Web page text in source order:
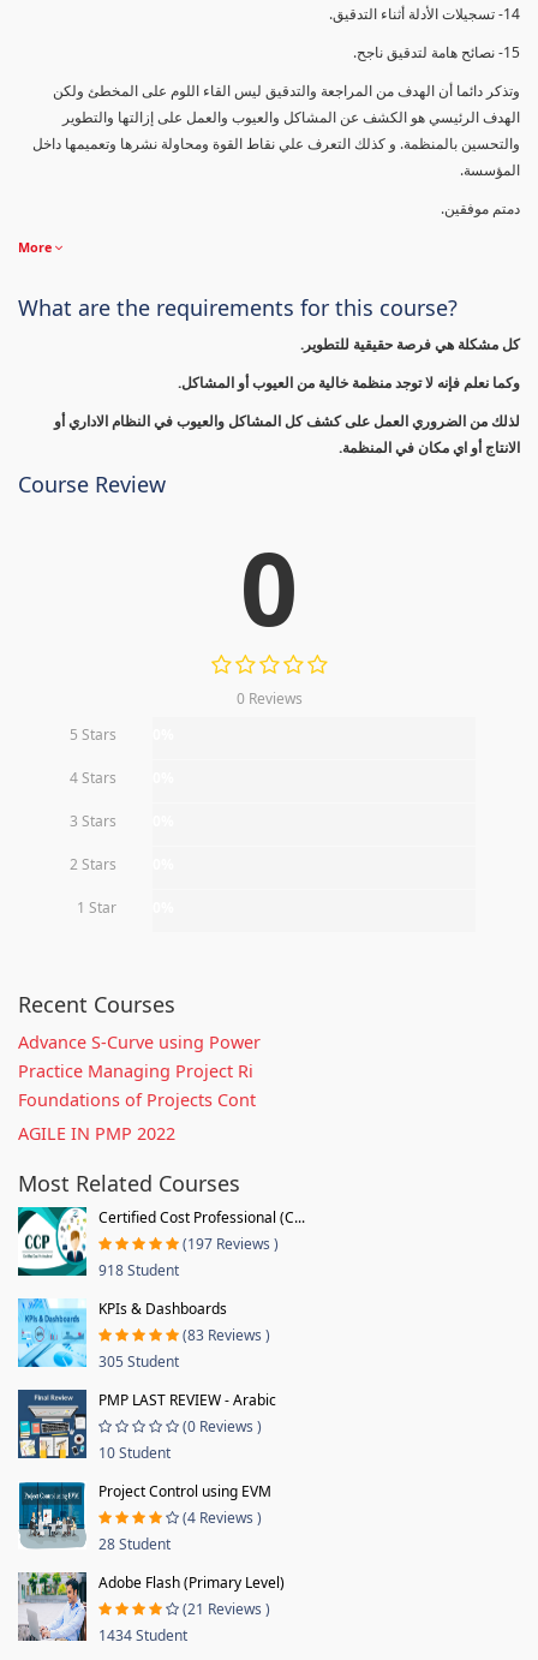
14- تسجيلات الأدلة أثناء التدقيق.
15- نصائح هامة لتدقيق ناجح.
وتذكر دائما أن الهدف من المراجعة والتدقيق ليس القاء اللوم على المخطئ ولكن
الهدف الرئيسي هو الكشف عن المشاكل والعيوب والعمل على إزالتها والتطوير
والتحسين بالمنظمة. و كذلك التعرف علي نقاط القوة ومحاولة نشرها وتعميمها داخل
المؤسسة.
دمتم موفقين.
More
What are the requirements for this course?
كل مشكلة هي فرصة حقيقية للتطوير.
وكما نعلم فإنه لا توجد منظمة خالية من العيوب أو المشاكل.
لذلك من الضروري العمل على كشف كل المشاكل والعيوب في النظام الاداري أو
الانتاج أو اي مكان في المنظمة.
Course Review
0
0 Reviews
5 Stars
4 Stars
3 Stars
2 Stars
1 Star
Recent Courses
Advance S-Curve using Power
Practice Managing Project Ri
Foundations of Projects Cont
AGILE IN PMP 2022
Most Related Courses
Certified Cost Professional (C...
(197 Reviews )
918 Student
KPIs & Dashboards
(83 Reviews )
305 Student
PMP LAST REVIEW - Arabic
(0 Reviews )
10 Student
Project Control using EVM
(4 Reviews )
28 Student
Adobe Flash (Primary Level)
(21 Reviews )
1434 Student